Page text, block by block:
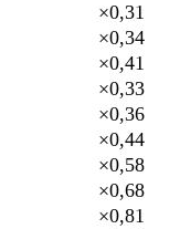
×0,31
×0,34
×0,41
×0,33
×0,36
×0,44
×0,58
×0,68
×0,81